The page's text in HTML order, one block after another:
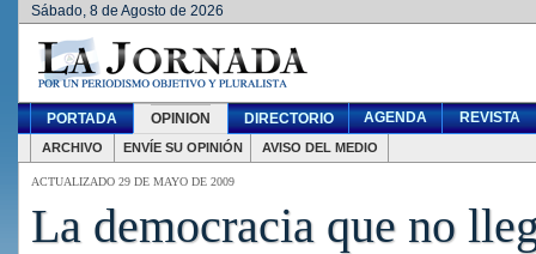
Sábado, 8 de Agosto de 2026
PORTADA OPINION DIRECTORIO AGENDA REVISTA
ARCHIVO ENVÍE SU OPINIÓN AVISO DEL MEDIO
ACTUALIZADO 29 DE MAYO DE 2009
La democracia que no